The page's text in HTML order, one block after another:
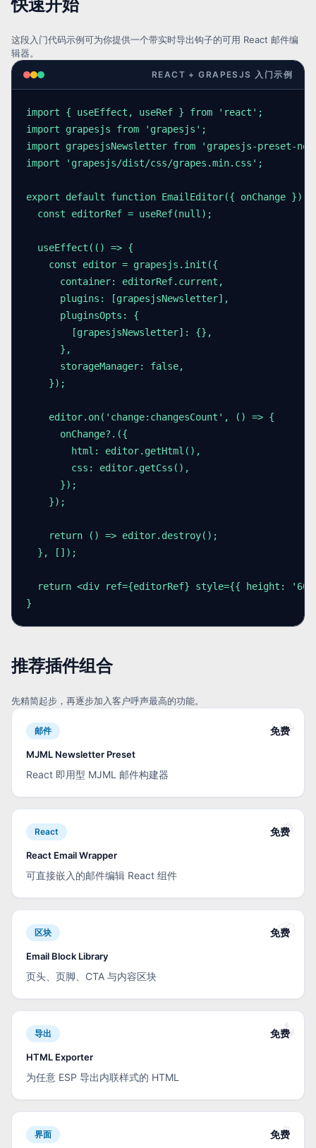
快速开始
这段入门代码示例可为你提供一个带实时导出钩子的可用 React 邮件编
辑器。
REACT + GRAPESJS 入门示例
import { useEffect, useRef } from 'react';
import grapesjs from 'grapesjs';
import grapesjsNewsletter from 'grapesjs-preset-
import 'grapesjs/dist/css/grapes.min.css';
export default function EmailEditor({ onChange }) {
  const editorRef = useRef(null);
  useEffect(() => {
    const editor = grapesjs.init({
      container: editorRef.current,
      plugins: [grapesjsNewsletter],
      pluginsOpts: {
        [grapesjsNewsletter]: {},
      },
      storageManager: false,
    });
    editor.on('change:changesCount', () => {
      onChange?.({
        html: editor.getHtml(),
        css: editor.getCss(),
      });
    });
    return () => editor.destroy();
  }, []);
return <div ref={editorRef} style={{ height:
}
推荐插件组合
先精简起步，再逐步加入客户呼声最高的功能。
🧩
邮件 免费
MJML Newsletter Preset
React 即用型 MJML 邮件构建器
⚙️
React 免费
React Email Wrapper
可直接嵌入的邮件编辑 React 组件
📦
区块 免费
Email Block Library
页头、页脚、CTA 与内容区块
📤
导出 免费
HTML Exporter
为任意 ESP 导出内联样式的 HTML
📱
界面 免费